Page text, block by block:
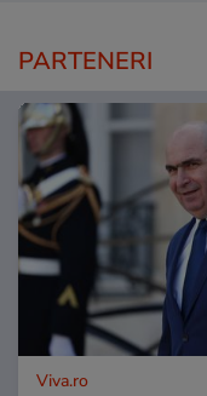
PARTENERI
Viva.ro